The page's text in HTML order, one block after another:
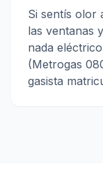
Si sentís olor
las ventanas
nada
(Metrogas
gasista